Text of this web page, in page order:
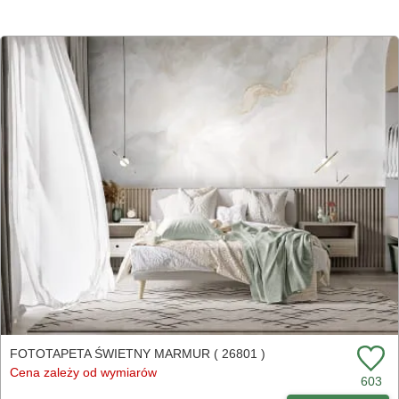
FOTOTAPETA ŚWIETNY MARMUR ( 26801 )
Cena zależy od wymiarów
603